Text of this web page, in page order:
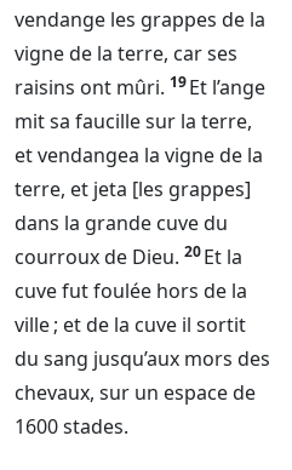
vendange les grappes de la
vigne de la terre, car ses
raisins ont mûri. 19Et l’ange
mit sa faucille sur la terre,
et vendangea la vigne de la
terre, et jeta [les grappes]
dans la grande cuve du
courroux de Dieu. 20Et la
cuve fut foulée hors de la
ville ; et de la cuve il sortit
du sang jusqu’aux mors des
chevaux, sur un espace de
1600 stades.